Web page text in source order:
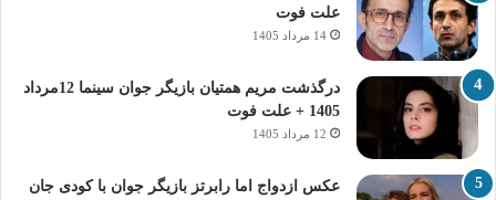
علت فوت
14 مرداد 1405
درگذشت مریم همتیان بازیگر جوان سینما 12مرداد
1405 + علت فوت
12 مرداد 1405
عکس ازدواج اما رابرتز بازیگر جوان با کودی جان